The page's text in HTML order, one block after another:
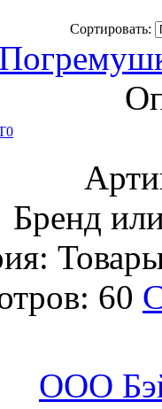
Сортировать:
Бренд
60
ООО